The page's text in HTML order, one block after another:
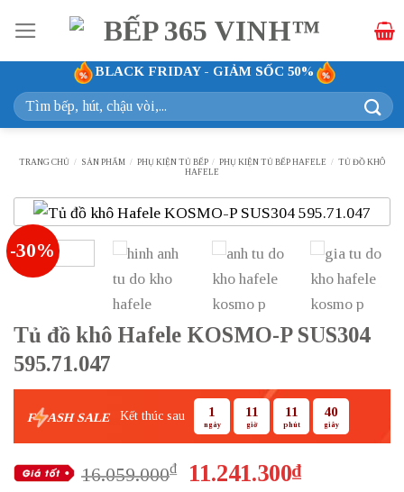
qua
nội
dung
BLACK FRIDAY - GIẢM SỐC 50%
Tìm
kiếm:
TRANG CHỦ / SẢN PHẨM / PHỤ KIỆN TỦ BẾP / PHỤ KIỆN TỦ BẾP HAFELE / TỦ ĐỒ KHÔ
HAFELE
-30%
Tủ đồ khô Hafele KOSMO-P SUS304
595.71.047
F ASH SALE Kết thúc sau 1
ngày
11
giờ
11
phút
39
giây
16.059.000₫
Giá
11.241.300₫Giá